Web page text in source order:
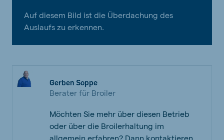
Auf diesem Bild ist die Überdachung des
Auslaufs zu erkennen.
Gerben Soppe
Berater für Broiler
Möchten Sie mehr über diesen Betrieb
oder über die Broilerhaltung im
allgemein erfahren? Dann kontaktieren